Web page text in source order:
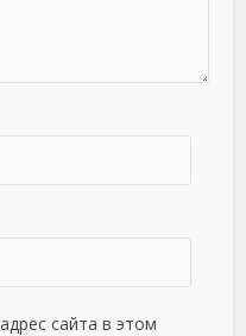
сайта в этом